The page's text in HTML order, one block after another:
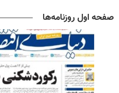
صفحه اول روزنامه‌ها